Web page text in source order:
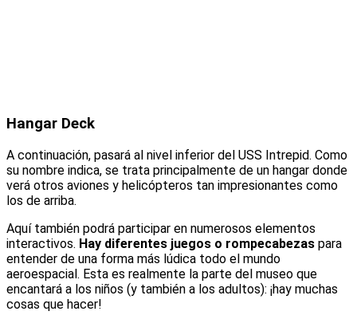
Hangar Deck
A continuación, pasará al nivel inferior del USS Intrepid. Como
su nombre indica, se trata principalmente de un hangar donde
verá otros aviones y helicópteros tan impresionantes como
los de arriba.
Aquí también podrá participar en numerosos elementos
interactivos. Hay diferentes juegos o rompecabezas para
entender de una forma más lúdica todo el mundo
aeroespacial. Esta es realmente la parte del museo que
encantará a los niños (y también a los adultos): ¡hay muchas
cosas que hacer!